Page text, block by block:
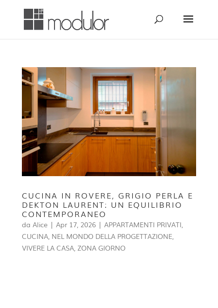
CUCINA IN ROVERE, GRIGIO PERLA E
DEKTON LAURENT: UN EQUILIBRIO
CONTEMPORANEO
da Alice | Apr 17, 2026| APPARTAMENTI PRIVATI
CUCINA, NEL MONDO DELLA PROGETTAZIONE,
VIVERE LA CASA, ZONA GIORNO